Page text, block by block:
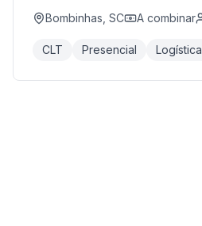
Bombinhas, SC A combinar
CLT Presencial Logística